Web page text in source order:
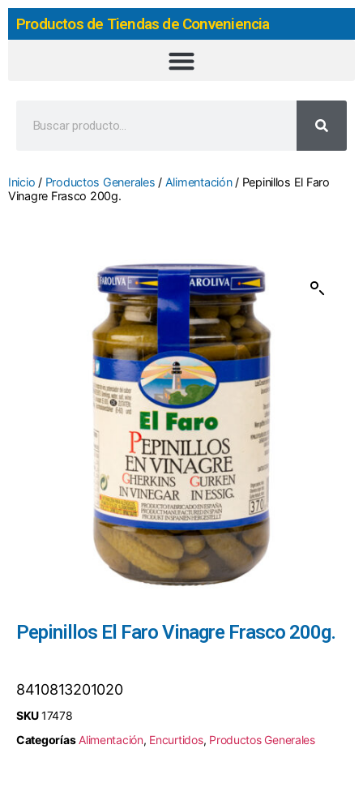
Productos de Tiendas de Conveniencia
Inicio / Productos Generales / Alimentación/ Pepinillos El Faro
Vinagre Frasco 200g.
Pepinillos El Faro Vinagre Frasco 200g.
8410813201020
SKU17478
Categorías Alimentación, Encurtidos, Productos Generales